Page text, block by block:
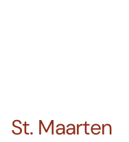
St. Maarten